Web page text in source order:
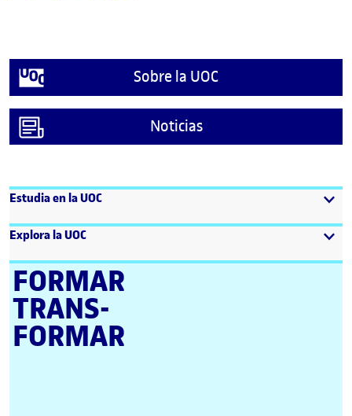
Sobre la UOC
Noticias
Estudia en la UOC
Explora la UOC
FORMAR
TRANS­
FORMAR